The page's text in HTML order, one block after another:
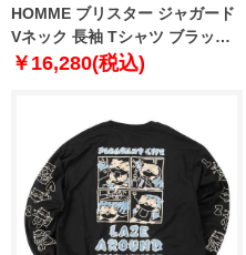
HOMME ブリスター ジャガード
Vネック 長袖 Tシャツ ブラック
1278-5645-2 3L 4L 5L 6L
￥16,280(税込)